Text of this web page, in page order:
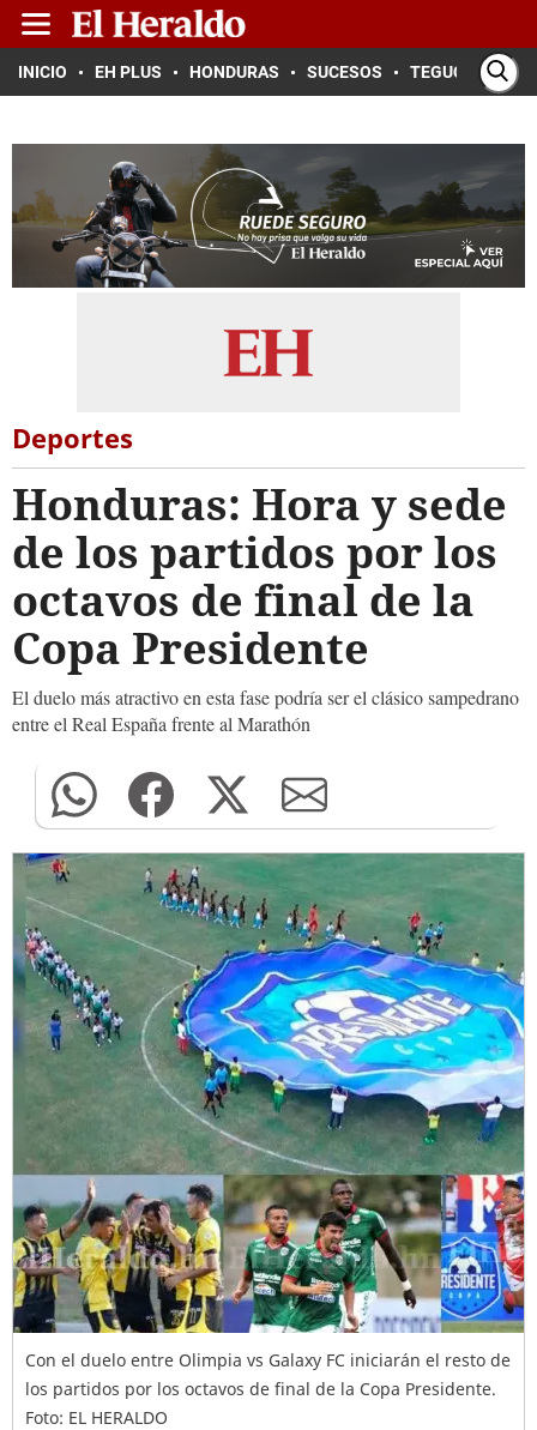
INICIO EH PLUS HONDURAS SUCESOS TEGUCIGALPA
Deportes
Honduras: Hora y sede
de los partidos por los
octavos de final de la
Copa Presidente
El duelo más atractivo en esta fase podría ser el clásico sampedrano
entre el Real España frente al Marathón
Con el duelo entre Olimpia vs Galaxy FC iniciarán el resto de
los partidos por los octavos de final de la Copa Presidente.
Foto: EL HERALDO